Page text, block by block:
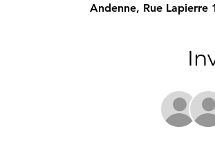
Andenne, Rue Lapierre